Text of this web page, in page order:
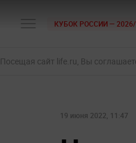
КУБОК РОССИИ —
Посещая сайт life.ru, Вы
19 июня 2022, 11:47